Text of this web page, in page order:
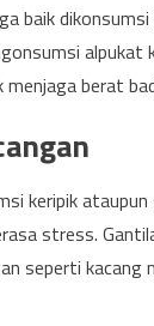
baik
alpukat
berat
keripik
stress.
seperti kacang